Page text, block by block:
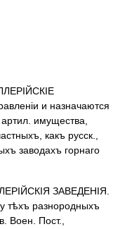
и назначаются
имущества,
какъ русск.,
заводахъ горнаго
ЗАВЕДЕНІЯ.
тѣхъ разнородныхъ
Воен. Пост.,